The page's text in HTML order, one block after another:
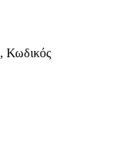
, Κωδικός